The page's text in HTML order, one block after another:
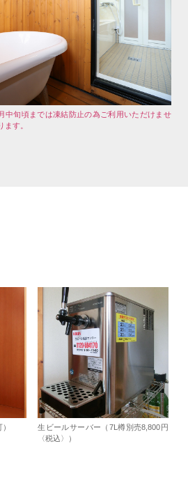
中旬頃までは凍結防止の為ご利用いただけませ
ます。
生ビールサーバー（7L樽別売8,800円
〈税込〉）